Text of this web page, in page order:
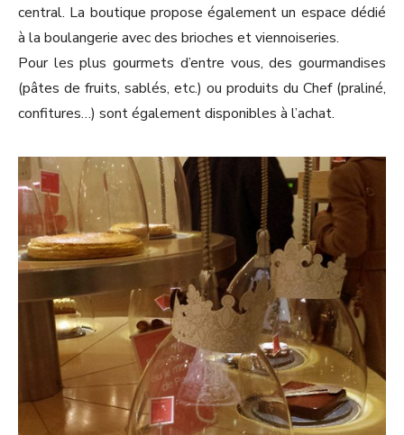
central. La boutique propose également un espace dédié
à la boulangerie avec des brioches et viennoiseries.
Pour les plus gourmets d’entre vous, des gourmandises
(pâtes de fruits, sablés, etc.) ou produits du Chef (praliné,
confitures…) sont également disponibles à l’achat.